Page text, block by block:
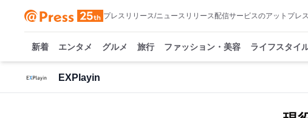
プレスリリース/ニュースリリース配信サービスのアットプレス
新着 エンタメ グルメ 旅行 ファッション・美容 ライフスタイ
EXPlayin